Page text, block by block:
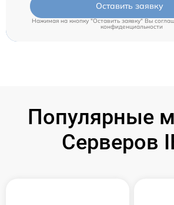
Оставить заявку
Нажимая на кнопку "Оставить заявку" Вы
конфиденциальности
Популярные
Серверов